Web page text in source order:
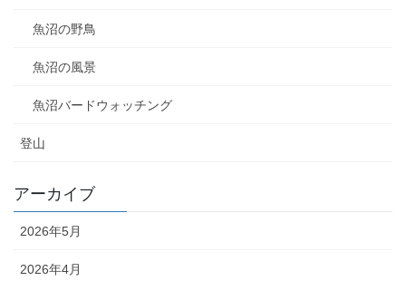
魚沼の野鳥
魚沼の風景
魚沼バードウォッチング
登山
アーカイブ
2026年5月
2026年4月